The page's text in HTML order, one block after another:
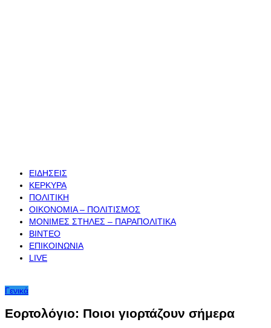
ΕΙΔΗΣΕΙΣ
ΚΕΡΚΥΡΑ
ΠΟΛΙΤΙΚΗ
ΟΙΚΟΝΟΜΙΑ – ΠΟΛΙΤΙΣΜΟΣ
ΜΟΝΙΜΕΣ ΣΤΗΛΕΣ – ΠΑΡΑΠΟΛΙΤΙΚΑ
ΒΙΝΤΕΟ
ΕΠΙΚΟΙΝΩΝΙΑ
LIVE
Γενικά
Εορτολόγιο: Ποιοι γιορτάζουν σήμερα